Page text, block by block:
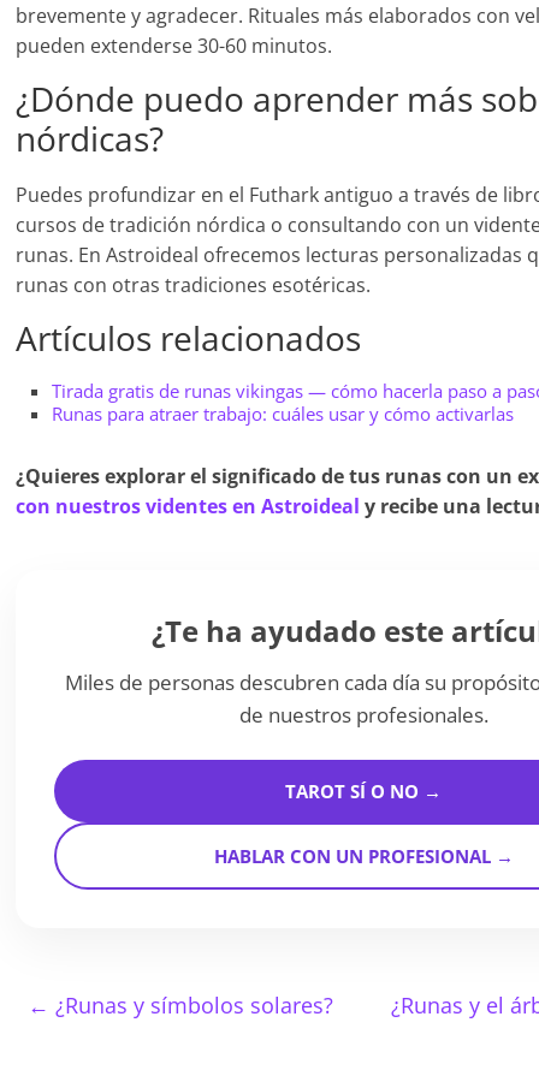
brevemente y agradecer. Rituales más elaborados con
pueden extenderse 30-60 minutos.
¿Dónde puedo aprender más
nórdicas?
Puedes profundizar en el Futhark antiguo a través de
cursos de tradición nórdica o consultando con un
runas. En Astroideal ofrecemos lecturas personalizadas
runas con otras tradiciones esotéricas.
Artículos relacionados
Tirada gratis de runas vikingas — cómo hacerla paso a
Runas para atraer trabajo: cuáles usar y cómo activarlas
¿Quieres explorar el significado de tus runas con un
con nuestros videntes en Astroideal y recibe una
¿Te ha ayudado este
Miles de personas descubren cada día su
de nuestros profesionales.
TAROT SÍ O NO →
HABLAR CON UN PROFESIONAL →
← ¿Runas y símbolos solares? ¿Runas y el